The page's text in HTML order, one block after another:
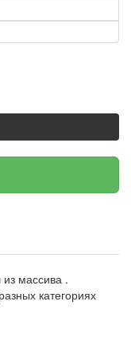
массива .
категориях